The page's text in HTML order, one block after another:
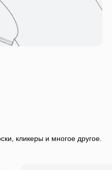
кликеры и многое другое.